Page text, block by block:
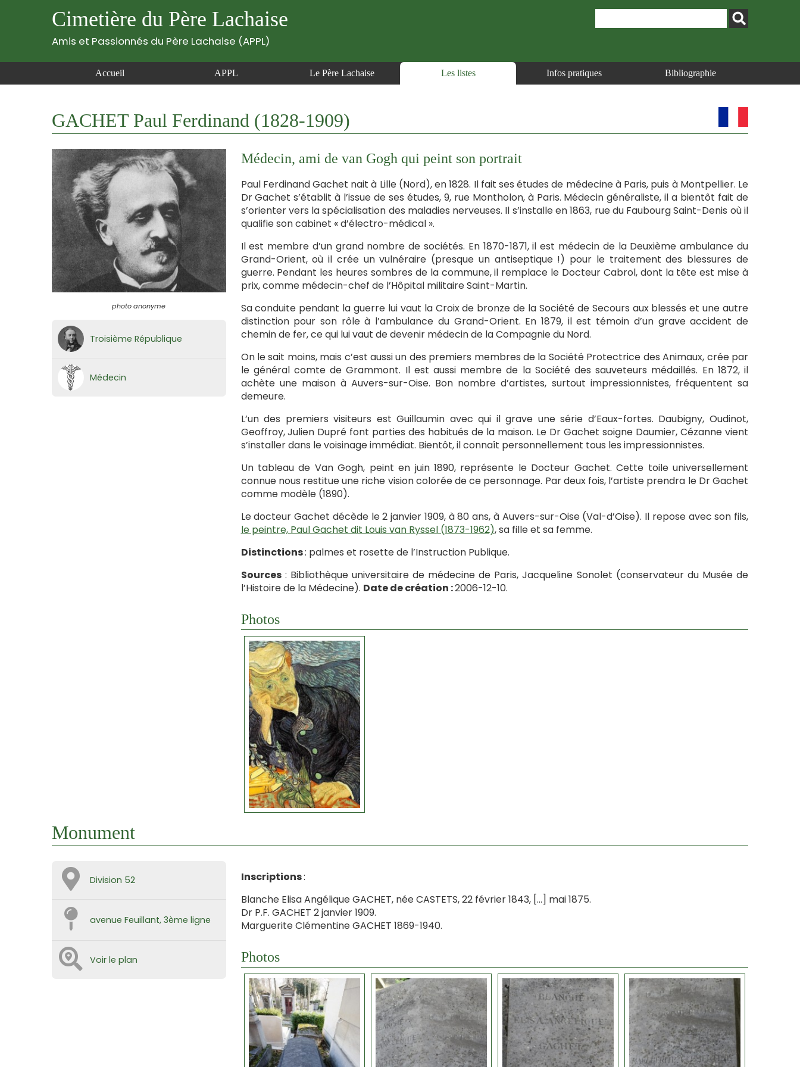
Cimetière du Père Lachaise
Amis et Passionnés du Père Lachaise (APPL)
Accueil APPL Le Père Lachaise Les listes Infos pratiques Bibliographie
GACHET Paul Ferdinand (1828-1909)
photo anonyme
Troisième République
Médecin
Médecin, ami de van Gogh qui peint son portrait
Paul Ferdinand Gachet nait à Lille (Nord), en 1828. Il fait ses études de médecine à Paris, puis à Montpellier. Le
Dr Gachet s’établit à l’issue de ses études, 9, rue Montholon, à Paris. Médecin généraliste, il a bientôt fait de
s’orienter vers la spécialisation des maladies nerveuses. Il s’installe en 1863, rue du Faubourg Saint-Denis où il
qualifie son cabinet « d’électro-médical ».
Il est membre d’un grand nombre de sociétés. En 1870-1871, il est médecin de la Deuxième ambulance du
Grand-Orient, où il crée un vulnéraire (presque un antiseptique !) pour le traitement des blessures de
guerre. Pendant les heures sombres de la commune, il remplace le Docteur Cabrol, dont la tête est mise à
prix, comme médecin-chef de l’Hôpital militaire Saint-Martin.
Sa conduite pendant la guerre lui vaut la Croix de bronze de la Société de Secours aux blessés et une autre
distinction pour son rôle à l’ambulance du Grand-Orient. En 1879, il est témoin d’un grave accident de
chemin de fer, ce qui lui vaut de devenir médecin de la Compagnie du Nord.
On le sait moins, mais c’est aussi un des premiers membres de la Société Protectrice des Animaux, crée par
le général comte de Grammont. Il est aussi membre de la Société des sauveteurs médaillés. En 1872, il
achète une maison à Auvers-sur-Oise. Bon nombre d’artistes, surtout impressionnistes, fréquentent sa
demeure.
L’un des premiers visiteurs est Guillaumin avec qui il grave une série d’Eaux-fortes. Daubigny, Oudinot,
Geoffroy, Julien Dupré font parties des habitués de la maison. Le Dr Gachet soigne Daumier, Cézanne vient
s’installer dans le voisinage immédiat. Bientôt, il connaît personnellement tous les impressionnistes.
Un tableau de Van Gogh, peint en juin 1890, représente le Docteur Gachet. Cette toile universellement
connue nous restitue une riche vision colorée de ce personnage. Par deux fois, l’artiste prendra le Dr Gachet
comme modèle (1890).
Le docteur Gachet décède le 2 janvier 1909, à 80 ans, à Auvers-sur-Oise (Val-d’Oise). Il repose avec son fils,
le peintre, Paul Gachet dit Louis van Ryssel (1873-1962), sa fille et sa femme.
Distinctions: palmes et rosette de l’Instruction Publique.
Sources: Bibliothèque universitaire de médecine de Paris, Jacqueline Sonolet (conservateur du Musée de
l’Histoire de la Médecine). Date de création :2006-12-10.
Photos
Monument
Division 52
avenue Feuillant, 3ème ligne
Voir le plan
Inscriptions:
Blanche Elisa Angélique GACHET, née CASTETS, 22 février 1843, […] mai 1875.
Dr P.F. GACHET 2 janvier 1909.
Marguerite Clémentine GACHET 1869-1940.
Photos